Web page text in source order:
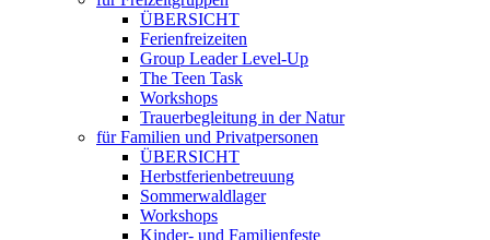
ÜBERSICHT
Ferienfreizeiten
Group Leader Level-Up
The Teen Task
Workshops
Trauerbegleitung in der Natur
für Familien und Privatpersonen
ÜBERSICHT
Herbstferienbetreuung
Sommerwaldlager
Workshops
Kinder- und Familienfeste